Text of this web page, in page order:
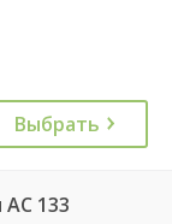
Выбрать
133